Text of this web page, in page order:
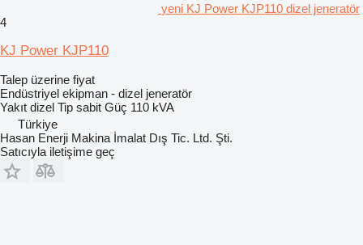
yeni KJ Power KJP110 dizel jeneratör
4
KJ Power KJP110
Talep üzerine fiyat
Endüstriyel ekipman - dizel jeneratör
Yakıt dizel Tip sabit Güç 110 kVA
Türkiye
Hasan Enerji Makina İmalat Dış Tic. Ltd. Şti.
Satıcıyla iletişime geç